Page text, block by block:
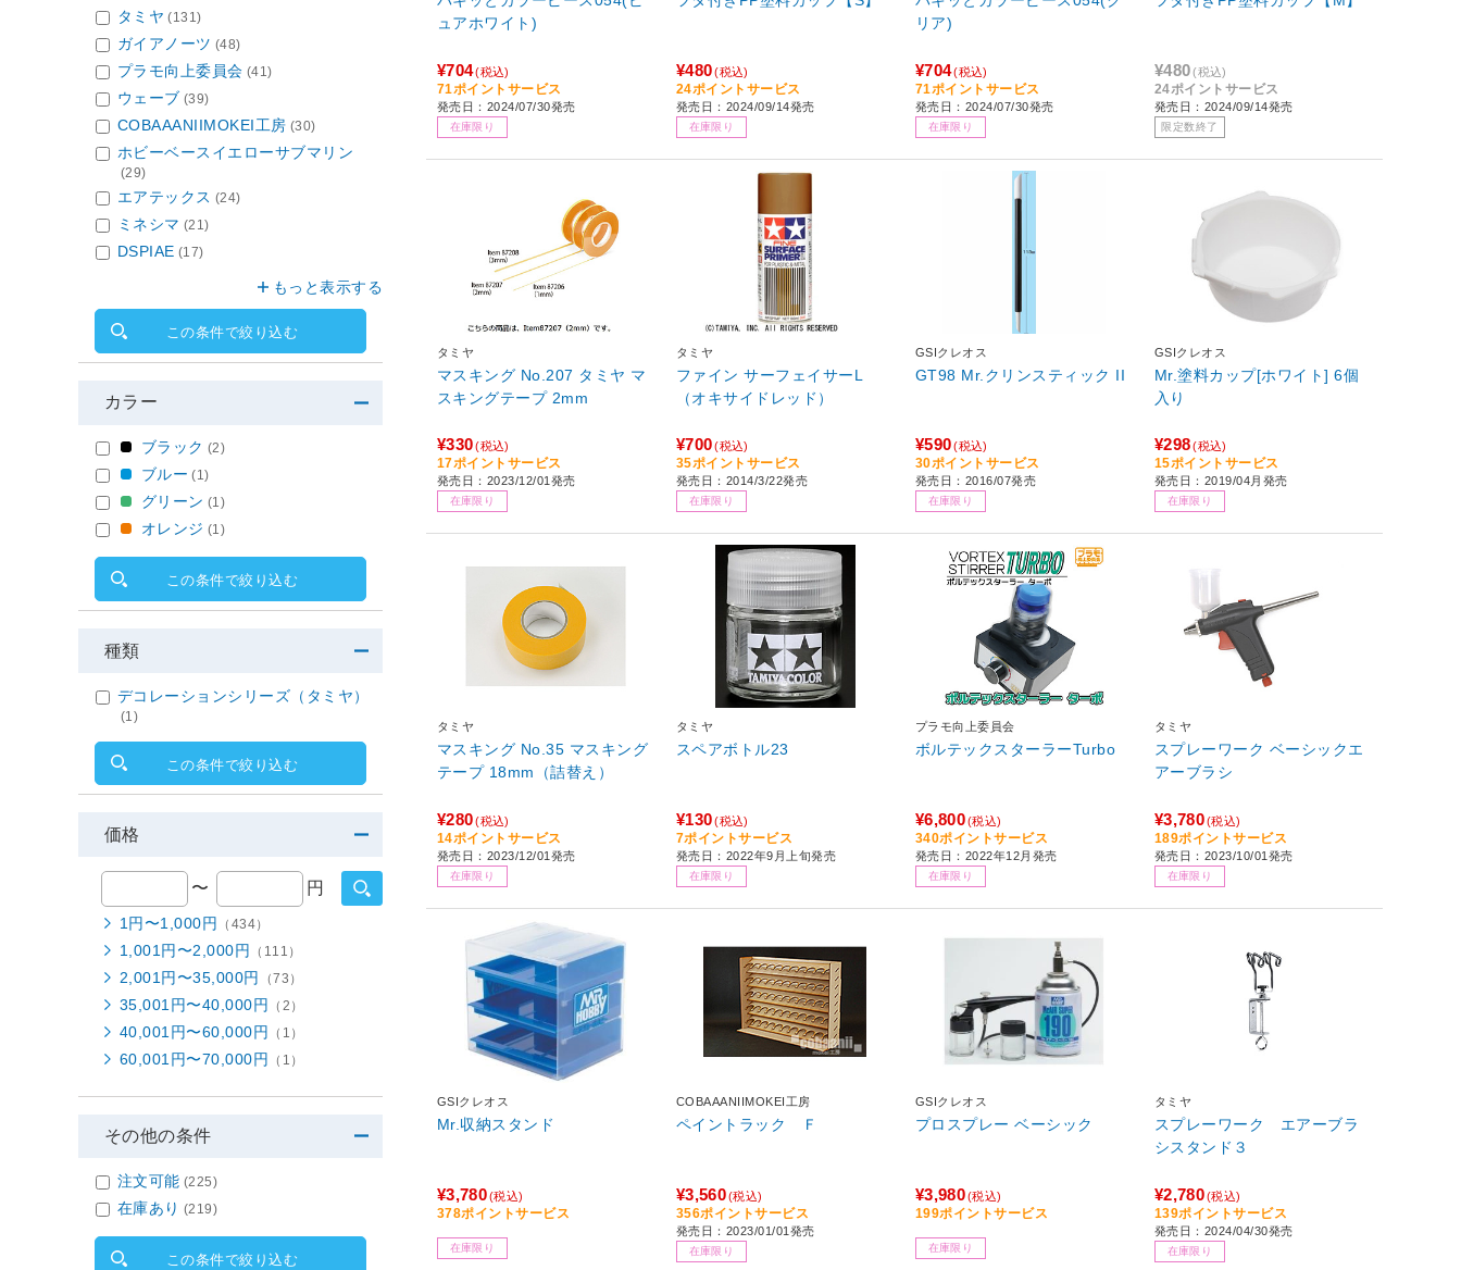
ュアホワイト)
¥704(税込)
71ポイントサービス
発売日：2024/07/30発売
在庫限り
¥480 (税込)
24ポイントサービス
発売日：2024/09/14発売
在庫限り
リア)
¥704(税込)
71ポイントサービス
発売日：2024/07/30発売
在庫限り
¥480 (税込)
24ポイントサービス
発売日：2024/09/14発売
限定数終了
タミヤ
マスキング No.207 タミヤ マ
スキングテープ 2mm
¥330 (税込)
17ポイントサービス
発売日：2023/12/01発売
在庫限り
タミヤ
ファイン サーフェイサーL
（オキサイドレッド）
¥700 (税込)
35ポイントサービス
発売日：2014/3/22発売
在庫限り
GSIクレオス
GT98 Mr.クリンスティック II
¥590 (税込)
30ポイントサービス
発売日：2016/07発売
在庫限り
GSIクレオス
Mr.塗料カップ[ホワイト] 6個
入り
¥298 (税込)
15ポイントサービス
発売日：2019/04月発売
在庫限り
タミヤ
マスキング No.35 マスキング
テープ 18mm（詰替え）
¥280 (税込)
14ポイントサービス
発売日：2023/12/01発売
在庫限り
タミヤ
スペアボトル23
¥130 (税込)
7ポイントサービス
発売日：2022年9月上旬発売
在庫限り
プラモ向上委員会
ボルテックスターラーTurbo
¥6,800(税込)
340ポイントサービス
発売日：2022年12月発売
在庫限り
タミヤ
スプレーワーク ベーシックエ
アーブラシ
¥3,780(税込)
189ポイントサービス
発売日：2023/10/01発売
在庫限り
GSIクレオス
Mr.収納スタンド
¥3,780(税込)
378ポイントサービス
在庫限り
COBAAANIIMOKEI工房
ペイントラック Ｆ
¥3,560(税込)
356ポイントサービス
発売日：2023/01/01発売
在庫限り
GSIクレオス
プロスプレー ベーシック
¥3,980(税込)
199ポイントサービス
在庫限り
タミヤ
スプレーワーク エアーブラ
シスタンド３
¥2,780(税込)
139ポイントサービス
発売日：2024/04/30発売
在庫限り
タミヤ (131)
ガイアノーツ (48)
プラモ向上委員会 (41)
ウェーブ (39)
COBAAANIIMOKEI工房 (30)
ホビーベースイエローサブマリン
(29)
エアテックス (24)
ミネシマ (21)
DSPIAE (17)
もっと表示する
この条件で絞り込む
カラー
ブラック (2)
ブルー (1)
グリーン (1)
オレンジ (1)
この条件で絞り込む
種類
デコレーションシリーズ（タミヤ）
(1)
この条件で絞り込む
価格
〜 円
1円〜1,000円 （434）
1,001円〜2,000円 （111）
2,001円〜35,000円 （73）
35,001円〜40,000円 （2）
40,001円〜60,000円 （1）
60,001円〜70,000円 （1）
その他の条件
注文可能 (225)
在庫あり (219)
この条件で絞り込む